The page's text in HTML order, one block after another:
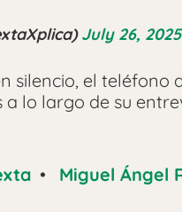
July 26, 2025
silencio, el teléfono
a lo largo de su
• Miguel Ángel